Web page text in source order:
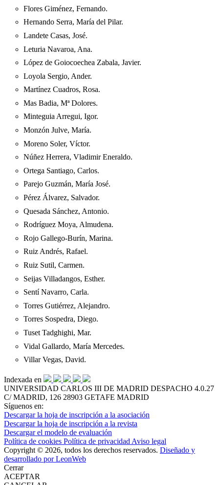
Flores Giménez, Fernando.
Hernando Serra, María del Pilar.
Landete Casas, José.
Leturia Navaroa, Ana.
López de Goiocoechea Zabala, Javier.
Loyola Sergio, Ander.
Martínez Cuadros, Rosa.
Mas Badia, Mª Dolores.
Minteguia Arregui, Igor.
Monzón Julve, María.
Moreno Soler, Víctor.
Núñez Herrera, Vladimir Eneraldo.
Ortega Santiago, Carlos.
Parejo Guzmán, María José.
Pérez Álvarez, Salvador.
Quesada Sánchez, Antonio.
Rodríguez Moya, Almudena.
Rojo Gallego-Burín, Marina.
Ruiz Andrés, Rafael.
Ruiz Sutil, Carmen.
Seijas Villadangos, Esther.
Sentí Navarro, Carla.
Torres Gutiérrez, Alejandro.
Torres Sospedra, Diego.
Tuset Tadghighi, Mar.
Vidal Gallardo, María Mercedes.
Villar Vegas, David.
Indexada en
UNIVERSIDAD CARLOS III DE MADRID DESPACHO 4.0.27
C/ MADRID, 126 28903 GETAFE MADRID
Síguenos en:
Descargar la hoja de inscripción a la asociación
Descargar la hoja de inscripción a la revista
Descargar el modelo de evaluación
Política de cookies Política de privacidad Aviso legal
Copyright © 2026, todos los derechos reservados. Diseñado y
desarrollado por LeonWeb
Cerrar
ACEPTAR